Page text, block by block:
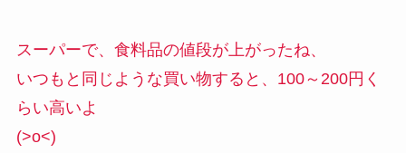
スーパーで、食料品の値段が上がったね、
いつもと同じような買い物すると、100～200円く
らい高いよ
(>o<)